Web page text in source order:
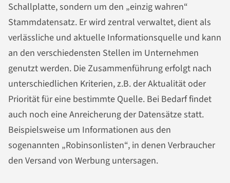
Schallplatte, sondern um den „einzig wahren“
Stammdatensatz. Er wird zentral verwaltet, dient als
verlässliche und aktuelle Informationsquelle und kann
an den verschiedensten Stellen im Unternehmen
genutzt werden. Die Zusammenführung erfolgt nach
unterschiedlichen Kriterien, z.B. der Aktualität oder
Priorität für eine bestimmte Quelle. Bei Bedarf findet
auch noch eine Anreicherung der Datensätze statt.
Beispielsweise um Informationen aus den
sogenannten „Robinsonlisten“, in denen Verbraucher
den Versand von Werbung untersagen.